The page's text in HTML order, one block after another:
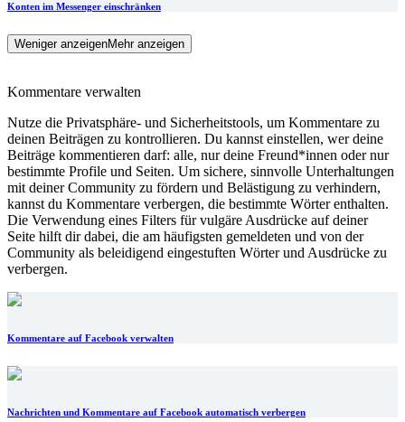
Konten im Messenger einschränken
Weniger anzeigenMehr anzeigen
Kommentare verwalten
Nutze die Privatsphäre- und Sicherheitstools, um Kommentare zu
deinen Beiträgen zu kontrollieren. Du kannst einstellen, wer deine
Beiträge kommentieren darf: alle, nur deine Freund*innen oder nur
bestimmte Profile und Seiten. Um sichere, sinnvolle Unterhaltungen
mit deiner Community zu fördern und Belästigung zu verhindern,
kannst du Kommentare verbergen, die bestimmte Wörter enthalten.
Die Verwendung eines Filters für vulgäre Ausdrücke auf deiner
Seite hilft dir dabei, die am häufigsten gemeldeten und von der
Community als beleidigend eingestuften Wörter und Ausdrücke zu
verbergen.
Kommentare auf Facebook verwalten
Nachrichten und Kommentare auf Facebook automatisch verbergen